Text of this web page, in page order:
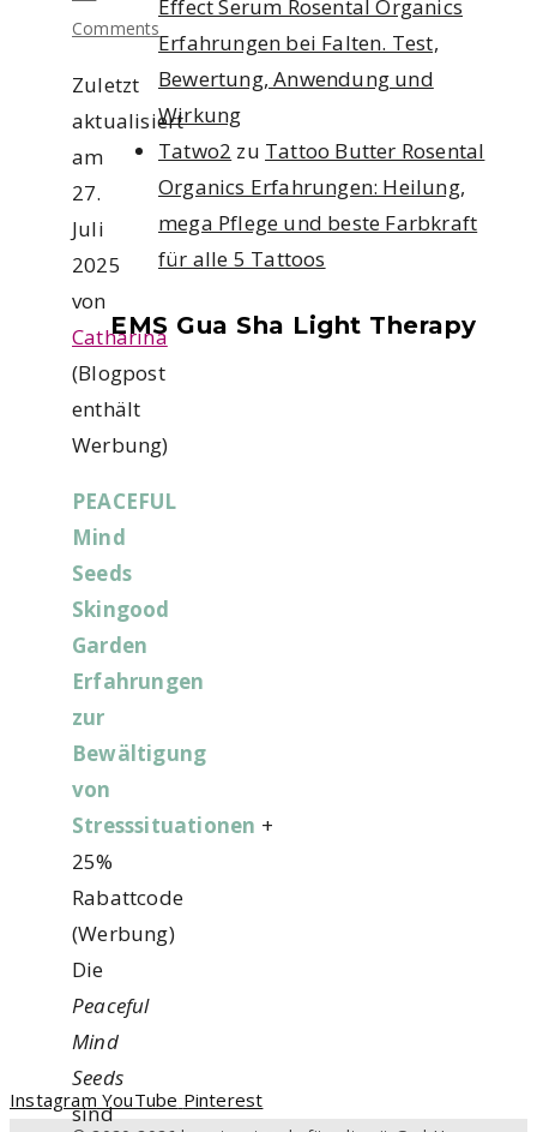
Comments
Zuletzt
aktualisiert
am
27.
Juli
2025
von
Catharina
(Blogpost
enthält
Werbung)
PEACEFUL
Mind
Seeds
Skingood
Garden
Erfahrungen
zur
Bewältigung
von
Stresssituationen +
25%
Rabattcode
(Werbung)
Die
Peaceful
Mind
Seeds
sind
Effect Serum Rosental Organics
Erfahrungen bei Falten. Test,
Bewertung, Anwendung und
Wirkung
Tatwo2 zu Tattoo Butter Rosental
Organics Erfahrungen: Heilung,
mega Pflege und beste Farbkraft
für alle 5 Tattoos
EMS Gua Sha Light Therapy
Instagram YouTube Pinterest